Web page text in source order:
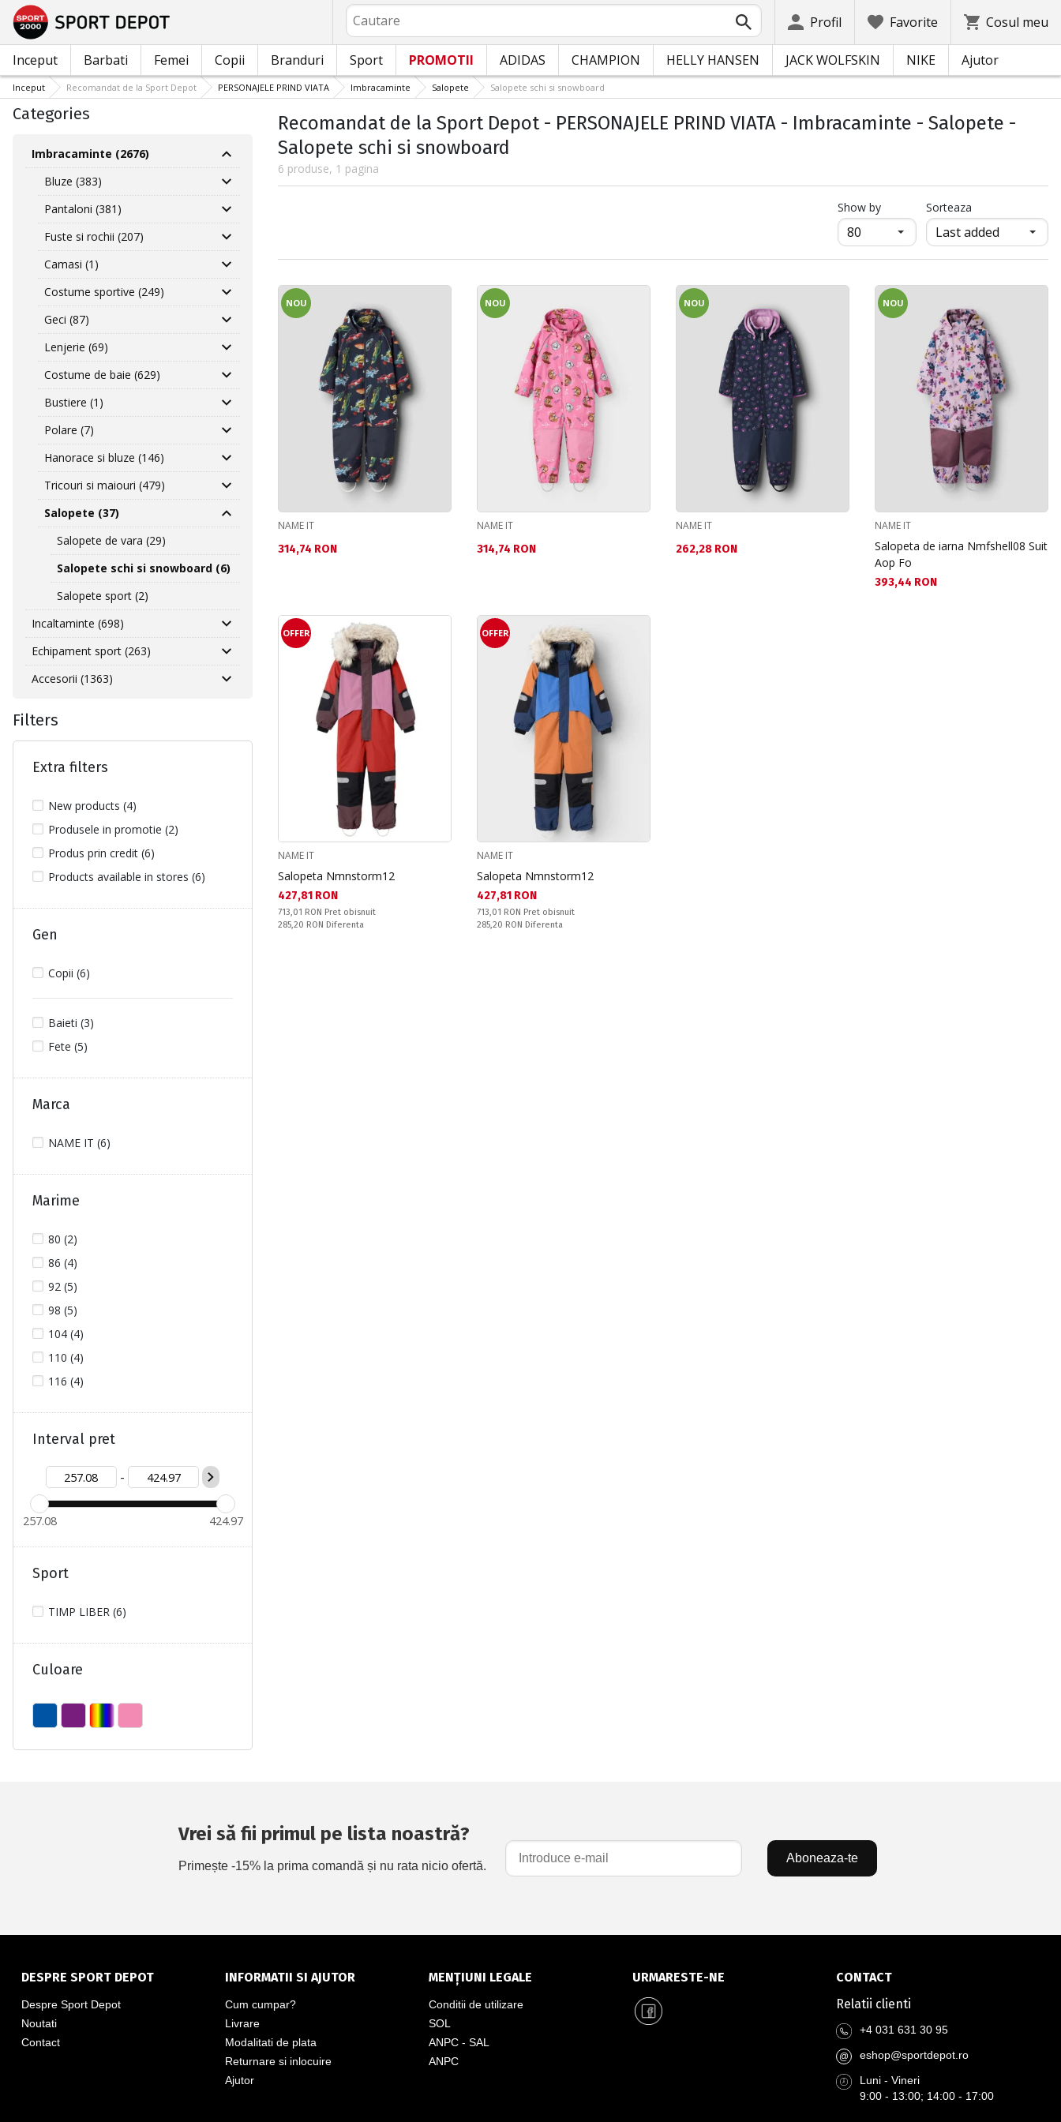
Cautare
Profil Favorite Cosul meu
Inceput Barbati Femei Copii Branduri Sport PROMOTII ADIDAS CHAMPION HELLY HANSEN JACK WOLFSKIN NIKE Ajutor
Inceput Recomandat de la Sport Depot PERSONAJELE PRIND VIATA Imbracaminte Salopete Salopete schi si snowboard
Categories
Imbracaminte (2676)
Bluze (383)
Pantaloni (381)
Fuste si rochii (207)
Camasi (1)
Costume sportive (249)
Geci (87)
Lenjerie (69)
Costume de baie (629)
Bustiere (1)
Polare (7)
Hanorace si bluze (146)
Tricouri si maiouri (479)
Salopete (37)
Salopete de vara (29)
Salopete schi si snowboard (6)
Salopete sport (2)
Incaltaminte (698)
Echipament sport (263)
Accesorii (1363)
Filters
Extra filters
New products (4)
Produsele in promotie (2)
Produs prin credit (6)
Products available in stores (6)
Gen
Copii (6)
Baieti (3)
Fete (5)
Marca
NAME IT (6)
Marime
80 (2)
86 (4)
92 (5)
98 (5)
104 (4)
110 (4)
116 (4)
Interval pret
-
257.08 424.97
Sport
TIMP LIBER (6)
Culoare
Recomandat de la Sport Depot - PERSONAJELE PRIND VIATA - Imbracaminte - Salopete -
Salopete schi si snowboard
6 produse, 1 pagina
Show byпродукти на страница
Sorteaza
NOU
NAME IT
Текуща цена:
314,74 RON
NOU
NAME IT
Текуща цена:
314,74 RON
NOU
NAME IT
Текуща цена:
262,28 RON
NOU
NAME IT
Salopeta de iarna Nmfshell08 Suit
Aop Fo
Текуща цена:
393,44 RON
OFFER
NAME IT
Salopeta Nmnstorm12
Текуща цена:
427,81 RON
Pret obisnuit:
713,01 RON Pret obisnuit
Спестявате:
285,20 RON Diferenta
OFFER
NAME IT
Salopeta Nmnstorm12
Текуща цена:
427,81 RON
Pret obisnuit:
713,01 RON Pret obisnuit
Спестявате:
285,20 RON Diferenta
Vrei să fii primul pe lista noastră?
Primește -15% la prima comandă și nu rata nicio ofertă.
Aboneaza-te
DESPRE SPORT DEPOT
Despre Sport Depot
Noutati
Contact
INFORMATII SI AJUTOR
Cum cumpar?
Livrare
Modalitati de plata
Returnare si inlocuire
Ajutor
MENȚIUNI LEGALE
Conditii de utilizare
SOL
ANPC - SAL
ANPC
URMARESTE-NE
CONTACT
Relatii clienti
+4 031 631 30 95
@
eshop@sportdepot.ro
Luni - Vineri
9:00 - 13:00; 14:00 - 17:00